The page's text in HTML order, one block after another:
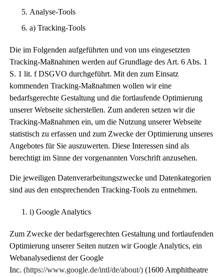
Analyse-Tools
a) Tracking-Tools
Die im Folgenden aufgeführten und von uns eingesetzten
Tracking-Maßnahmen werden auf Grundlage des Art. 6 Abs. 1
S. 1 lit. f DSGVO durchgeführt. Mit den zum Einsatz
kommenden Tracking-Maßnahmen wollen wir eine
bedarfsgerechte Gestaltung und die fortlaufende Optimierung
unserer Webseite sicherstellen. Zum anderen setzen wir die
Tracking-Maßnahmen ein, um die Nutzung unserer Webseite
statistisch zu erfassen und zum Zwecke der Optimierung unseres
Angebotes für Sie auszuwerten. Diese Interessen sind als
berechtigt im Sinne der vorgenannten Vorschrift anzusehen.
Die jeweiligen Datenverarbeitungszwecke und Datenkategorien
sind aus den entsprechenden Tracking-Tools zu entnehmen.
i) Google Analytics
Zum Zwecke der bedarfsgerechten Gestaltung und fortlaufenden
Optimierung unserer Seiten nutzen wir Google Analytics, ein
Webanalysedienst derGoogle
Inc.(https://www.google.de/intl/de/about/) (1600 Amphitheatre